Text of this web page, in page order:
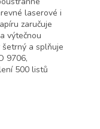
laserové i
zaručuje
výtečnou
a splňuje
9706,
500 listů